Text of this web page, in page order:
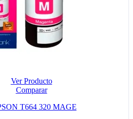
Ver Producto
Comparar
T664 320 MAGE